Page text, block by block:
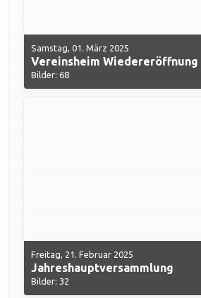
Samstag, 01. März 2025
Vereinsheim Wiedereröffnung
Bilder: 68
Freitag, 21. Februar 2025
Jahreshauptversammlung
Bilder: 32